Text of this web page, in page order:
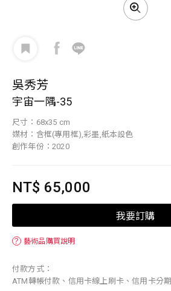
吳秀芳
宇宙一隅-35
尺寸：68x35 cm
媒材：含框(專用框),彩墨,紙本設色
創作年份：2020
NT$ 65,000
我要訂購
？ 藝術品購買說明
付款方式：
ATM轉帳付款、信用卡線上刷卡、信用卡分期